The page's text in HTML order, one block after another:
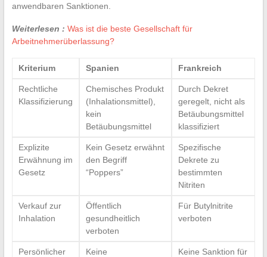
anwendbaren Sanktionen.
Weiterlesen : Was ist die beste Gesellschaft für
Arbeitnehmerüberlassung?
Kriterium Spanien Frankreich
Rechtliche
Klassifizierung
Chemisches Produkt
(Inhalationsmittel),
kein
Betäubungsmittel
Durch Dekret
geregelt, nicht als
Betäubungsmittel
klassifiziert
Explizite
Erwähnung im
Gesetz
Kein Gesetz erwähnt
den Begriff
“Poppers”
Spezifische
Dekrete zu
bestimmten
Nitriten
Verkauf zur
Inhalation
Öffentlich
gesundheitlich
verboten
Für Butylnitrite
verboten
Persönlicher
Keine
Keine Sanktion für